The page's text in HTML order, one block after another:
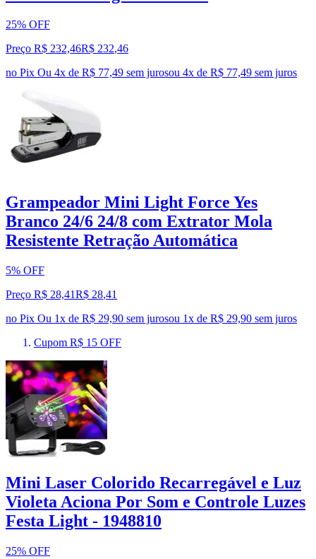
25% OFF
Preço R$ 232,46R$ 232,46
no Pix Ou 4x de R$ 77,49 sem jurosou 4x de R$ 77,49 sem juros
Grampeador Mini Light Force Yes
Branco 24/6 24/8 com Extrator Mola
Resistente Retração Automática
5% OFF
Preço R$ 28,41R$ 28,41
no Pix Ou 1x de R$ 29,90 sem jurosou 1x de R$ 29,90 sem juros
Cupom R$ 15 OFF
Mini Laser Colorido Recarregável e Luz
Violeta Aciona Por Som e Controle Luzes
Festa Light - 1948810
25% OFF